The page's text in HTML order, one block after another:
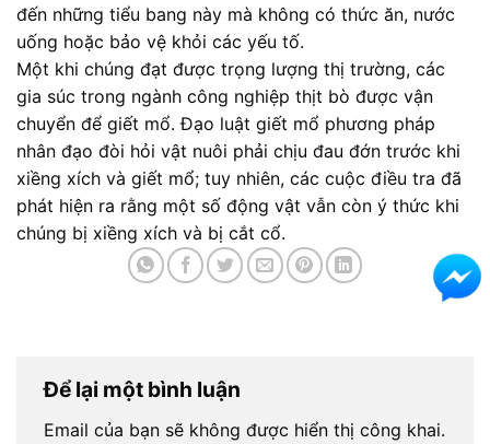
đến những tiểu bang này mà không có thức ăn, nước
uống hoặc bảo vệ khỏi các yếu tố.
Một khi chúng đạt được trọng lượng thị trường, các
gia súc trong ngành công nghiệp thịt bò được vận
chuyển để giết mổ. Đạo luật giết mổ phương pháp
nhân đạo đòi hỏi vật nuôi phải chịu đau đớn trước khi
xiềng xích và giết mổ; tuy nhiên, các cuộc điều tra đã
phát hiện ra rằng một số động vật vẫn còn ý thức khi
chúng bị xiềng xích và bị cắt cổ.
Để lại một bình luận
Email của bạn sẽ không được hiển thị công khai.